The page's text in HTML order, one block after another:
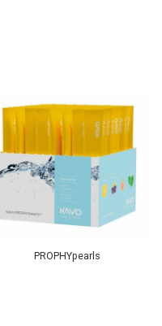
PROPHYpearls